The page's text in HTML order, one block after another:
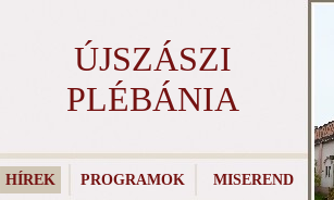
ÚJSZÁSZI
PLÉBÁNIA
HÍREK PROGRAMOK MISEREND